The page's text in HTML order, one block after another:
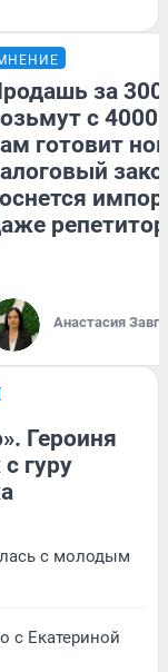
за
с
готовит
Анастасия
Героиня
гуру
с молодым
с Екатериной